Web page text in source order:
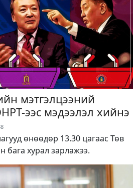
мэтгэлцээний
ээс мэдээлэл хийнэ
өнөөдөр 13.30 цагаас Төв
бага хурал зарлажээ.